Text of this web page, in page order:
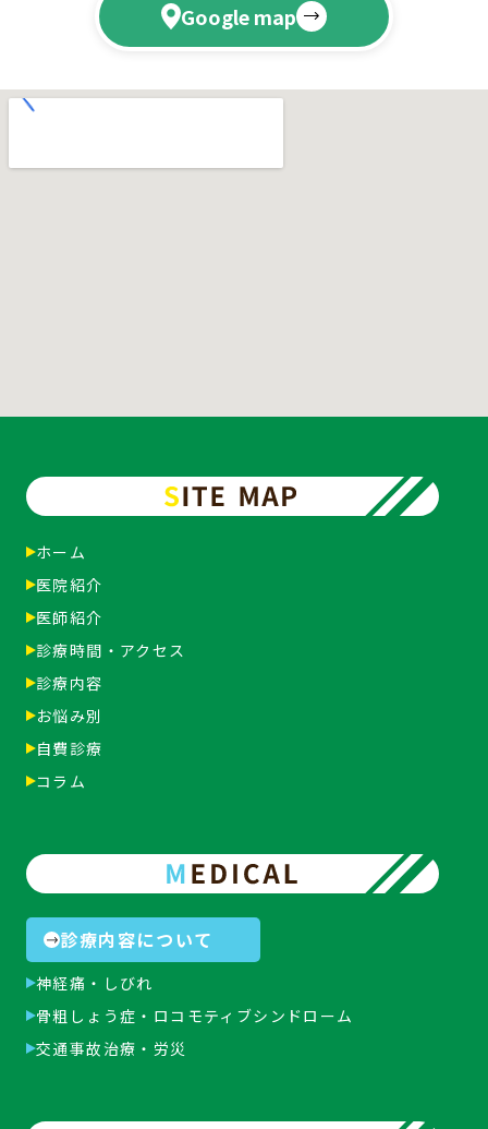
Google map
ホーム
医院紹介
医師紹介
診療時間・アクセス
診療内容
お悩み別
自費診療
コラム
診療内容について
神経痛・しびれ
骨粗しょう症・ ロコモティブシンドローム
交通事故治療・労災